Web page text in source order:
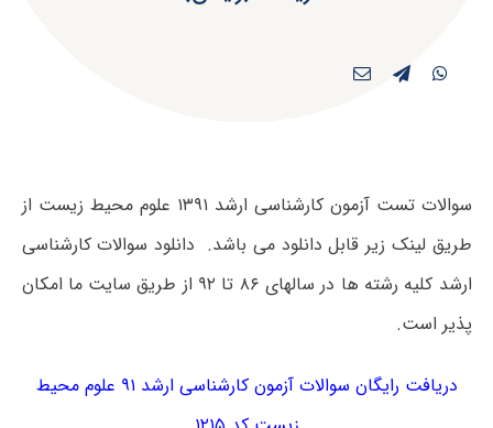
سوالات تست آزمون کارشناسی ارشد ۱۳۹۱ علوم محیط زیست از
طریق لینک زیر قابل دانلود می باشد. دانلود سوالات کارشناسی
ارشد کلیه رشته ها در سالهای ۸۶ تا ۹۲ از طریق سایت ما امکان
پذیر است.
دریافت رایگان سوالات آزمون کارشناسی ارشد ۹۱ علوم محیط